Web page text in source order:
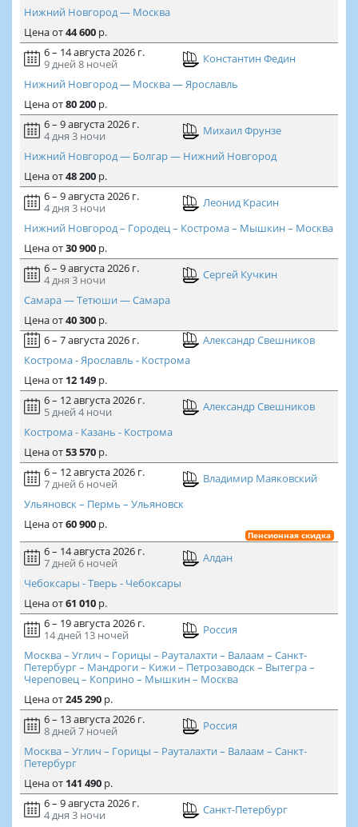
Нижний Новгород — Москва
Ценаот44 600р.
6 – 14 августа 2026 г.
9 дней 8 ночей
Константин Федин
Нижний Новгород — Москва — Ярославль
Ценаот80 200р.
6 – 9 августа 2026 г.
4 дня 3 ночи
Михаил Фрунзе
Нижний Новгород — Болгар — Нижний Новгород
Ценаот48 200р.
6 – 9 августа 2026 г.
4 дня 3 ночи
Леонид Красин
Нижний Новгород – Городец – Кострома – Мышкин – Москва
Ценаот30 900р.
6 – 9 августа 2026 г.
4 дня 3 ночи
Сергей Кучкин
Самара — Тетюши — Самара
Ценаот40 300р.
6 – 7 августа 2026 г.
Александр Свешников
Кострома - Ярославль - Кострома
Ценаот 12 149р.
6 – 12 августа 2026 г.
5 дней 4 ночи
Александр Свешников
Кострома - Казань - Кострома
Ценаот53 570р.
6 – 12 августа 2026 г.
7 дней 6 ночей
Владимир Маяковский
Ульяновск – Пермь – Ульяновск
Ценаот60 900р.
Пенсионная скидка
6 – 14 августа 2026 г.
7 дней 6 ночей
Алдан
Чебоксары - Тверь - Чебоксары
Ценаот61 010р.
6 – 19 августа 2026 г.
14 дней 13 ночей
Россия
Москва – Углич – Горицы – Рауталахти – Валаам – Санкт-
Петербург – Мандроги – Кижи – Петрозаводск – Вытегра –
Череповец – Коприно – Мышкин – Москва
Ценаот245 290р.
6 – 13 августа 2026 г.
8 дней 7 ночей
Россия
Москва – Углич – Горицы – Рауталахти – Валаам – Санкт-
Петербург
Ценаот 141 490р.
6 – 9 августа 2026 г.
4 дня 3 ночи
Санкт-Петербург